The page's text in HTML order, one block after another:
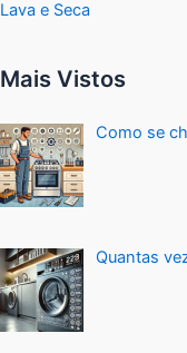
Lava e Seca
Mais Vistos
Como se
Quantas